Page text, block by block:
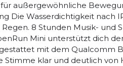
außergewöhnliche
Die Wasserdichtigkeit nach
8 Stunden Musik- und
Mini unterstützt dich
mit dem Qualcomm
Stimme klar und deutlich